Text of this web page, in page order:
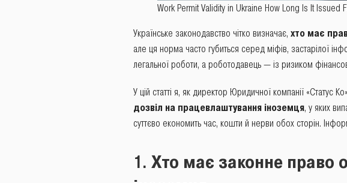
Work Permit Validity in Ukraine How Long Is It Issued
Українське законодавство чітко визначає, хто має
але ця норма часто губиться серед міфів, застарілої
легальної роботи, а роботодавець — із ризиком
У цій статті я, як директор Юридичної компанії
дозвіл на працевлаштування іноземця, у яких
суттєво економить час, кошти й нерви обох сторін.
1. Хто має законне право